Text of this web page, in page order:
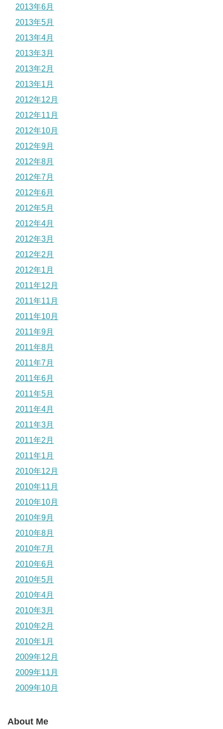
2013年6月
2013年5月
2013年4月
2013年3月
2013年2月
2013年1月
2012年12月
2012年11月
2012年10月
2012年9月
2012年8月
2012年7月
2012年6月
2012年5月
2012年4月
2012年3月
2012年2月
2012年1月
2011年12月
2011年11月
2011年10月
2011年9月
2011年8月
2011年7月
2011年6月
2011年5月
2011年4月
2011年3月
2011年2月
2011年1月
2010年12月
2010年11月
2010年10月
2010年9月
2010年8月
2010年7月
2010年6月
2010年5月
2010年4月
2010年3月
2010年2月
2010年1月
2009年12月
2009年11月
2009年10月
About Me